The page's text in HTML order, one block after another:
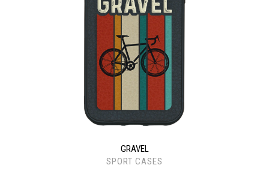
GRAVEL
SPORT CASES